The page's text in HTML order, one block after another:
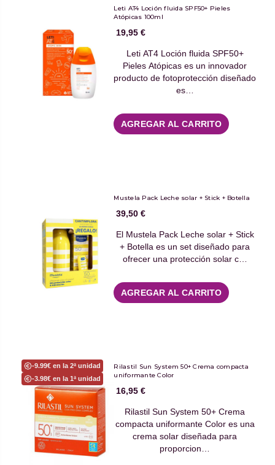
Leti AT4 Loción fluida SPF50+ Pieles
Atópicas 100ml
19,95 €
Leti AT4 Loción fluida SPF50+
Pieles Atópicas es un innovador
producto de fotoprotección diseñado
es…
AGREGAR AL CARRITO
Mustela Pack Leche solar + Stick + Botella
39,50 €
El Mustela Pack Leche solar + Stick
+ Botella es un set diseñado para
ofrecer una protección solar c…
AGREGAR AL CARRITO
-9.99€ en la 2ª unidad
-3.98€ en la 1ª unidad
Rilastil Sun System 50+ Crema compacta
uniformante Color
16,95 €
Rilastil Sun System 50+ Crema
compacta uniformante Color es una
crema solar diseñada para
proporcion…